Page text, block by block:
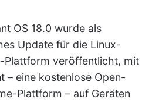
OS 18.0 wurde als
Update für die Linux-
Plattform veröffentlicht, mit
– eine kostenlose Open-
Plattform – auf Geräten